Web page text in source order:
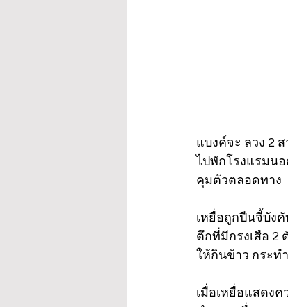
แบงค์จะ ลวง 2
ไปพักโรงแรมน
คุมตัวตลอดทาง
เหยื่อถูกปืนจี้บังคั
ตึกที่มีกรงเสือ 2
ให้กินข้าว กระท
เมื่อเหยื่อแสดง